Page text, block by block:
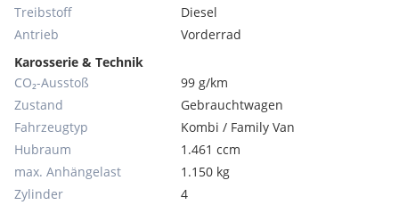
Treibstoff
Diesel
Antrieb
Vorderrad
Karosserie & Technik
CO₂-Ausstoß
99 g/km
Zustand
Gebrauchtwagen
Fahrzeugtyp
Kombi / Family Van
Hubraum
1.461 ccm
max. Anhängelast
1.150 kg
Zylinder
4